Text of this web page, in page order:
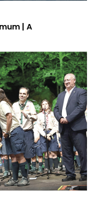
| A